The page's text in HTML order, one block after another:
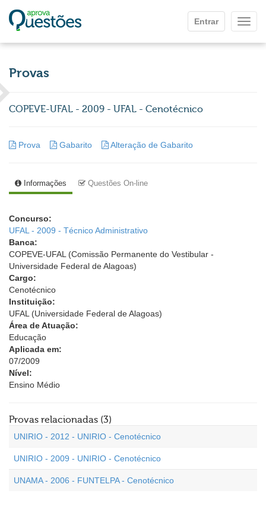
Entrar
Provas
COPEVE-UFAL - 2009 - UFAL - Cenotécnico
Prova Gabarito Alteração de Gabarito
Informações Questões On-line
Concurso:
UFAL - 2009 - Técnico Administrativo
Banca:
COPEVE-UFAL (Comissão Permanente do Vestibular -
Universidade Federal de Alagoas)
Cargo:
Cenotécnico
Instituição:
UFAL (Universidade Federal de Alagoas)
Área de Atuação:
Educação
Aplicada em:
07/2009
Nível:
Ensino Médio
Provas relacionadas (3)
UNIRIO - 2012 - UNIRIO - Cenotécnico
UNIRIO - 2009 - UNIRIO - Cenotécnico
UNAMA - 2006 - FUNTELPA - Cenotécnico